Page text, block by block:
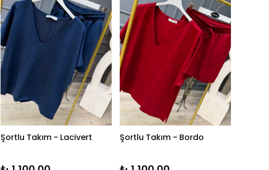
Şortlu Takım - Lacivert Şortlu Takım - Bordo